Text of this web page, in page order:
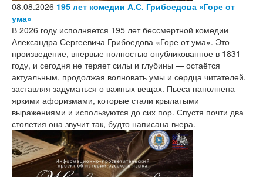
08.08.2026 195 лет комедии А.С. Грибоедова «Горе от
ума»
В 2026 году исполняется 195 лет бессмертной комедии
Александра Сергеевича Грибоедова «Горе от ума». Это
произведение, впервые полностью опубликованное в 1831
году, и сегодня не теряет силы и глубины — остаётся
актуальным, продолжая волновать умы и сердца читателей.
заставляя задуматься о важных вещах. Пьеса наполнена
яркими афоризмами, которые стали крылатыми
выражениями и используются до сих пор. Спустя почти два
столетия она звучит так, будто написана вчера.